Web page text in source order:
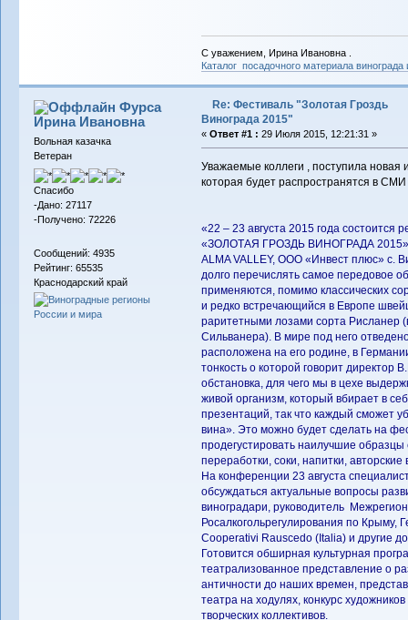
С уважением, Ирина Ивановна .
Каталог посадочного материала
Фурса
Ирина Ивановна
Вольная казачка
Ветеран
Спасибо
-Дано: 27117
-Получено: 72226
Сообщений: 4935
Рейтинг: 65535
Краснодарский край
Re: Фестиваль "Золотая Гроздь
Винограда 2015"
« Ответ #1 : 29 Июля 2015, 12:21:31 »
Уважаемые коллеги , поступила
которая будет распространятся в СМИ
«22 – 23 августа 2015 года состоится
«ЗОЛОТАЯ ГРОЗДЬ ВИНОГРАДА 2015»,
ALMA VALLEY, OOO «Инвест плюс» с.
долго перечислять самое передовое
применяются, помимо классических
и редко встречающийся в Европе
раритетными лозами сорта Рисланер
Сильванера). В мире под него
расположена на его родине, в
тонкость о которой говорит директор
обстановка, для чего мы в цехе
живой организм, который вбирает в
презентаций, так что каждый сможет
вина». Это можно будет сделать на
продегустировать наилучшие образцы
переработки, соки, напитки,
На конференции 23 августа
обсуждаться актуальные вопросы
виноградари, руководитель
Росалкогольрегулирования по Крыму,
Cooperativi Rauscedo (Italia) и другие
Готовится обширная культурная
театрализованное представление о
античности до наших времен,
театра на ходулях, конкурс
творческих коллективов.